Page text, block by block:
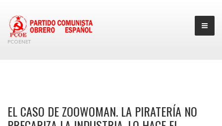
PCOENET
EL CASO DE ZOOWOMAN. LA PIRATERÍA NO